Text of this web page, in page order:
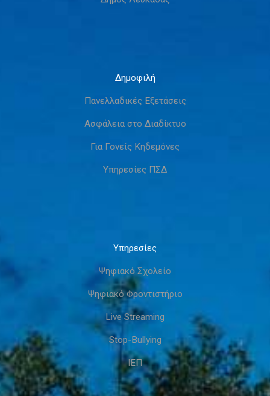
Δημοφιλή
Πανελλαδικές Εξετάσεις
Ασφάλεια στο Διαδίκτυο
Για Γονείς Κηδεμόνες
Υπηρεσίες ΠΣΔ
Υπηρεσίες
Ψηφιακό Σχολείο
Ψηφιακό Φροντιστήριο
Live Streaming
Stop-Bullying
ΙΕΠ